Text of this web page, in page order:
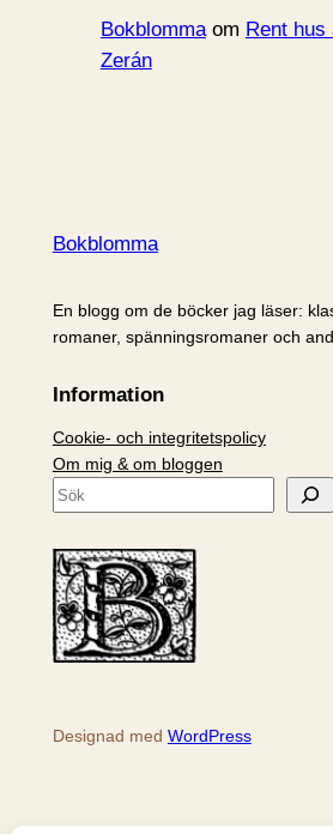
Bokblommaom Rent hus
Zerán
Bokblomma
En blogg om de böcker jag läser:
romaner, spänningsromaner och
Information
Cookie- och integritetspolicy
Om mig & om bloggen
S
k
Designad med WordPress